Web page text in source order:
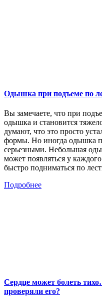
Одышка при подъеме по
Вы замечаете, что при
одышка и становится
думают, что это просто
формы. Но иногда одышка
серьезными. Небольшая
может появляться у
быстро подниматься по
Подробнее
Сердце может болеть
проверяли его?